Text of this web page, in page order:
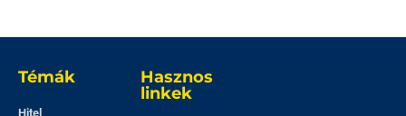
Témák
Hitel
Hasznos
linkek